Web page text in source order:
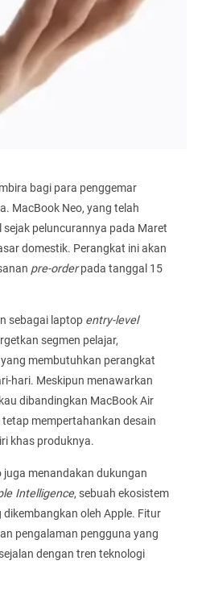
bagi para penggemar
MacBook Neo, yang telah
peluncurannya pada Maret
domestik. Perangkat ini akan
pre-orderpada tanggal 15
sebagai laptop entry-level
segmen pelajar,
membutuhkan perangkat
hari. Meskipun menawarkan
dibandingkan MacBook Air
mempertahankan desain
khas produknya.
juga menandakan dukungan
Intelligence, sebuah ekosistem
oleh Apple. Fitur
pengalaman pengguna yang
dengan tren teknologi